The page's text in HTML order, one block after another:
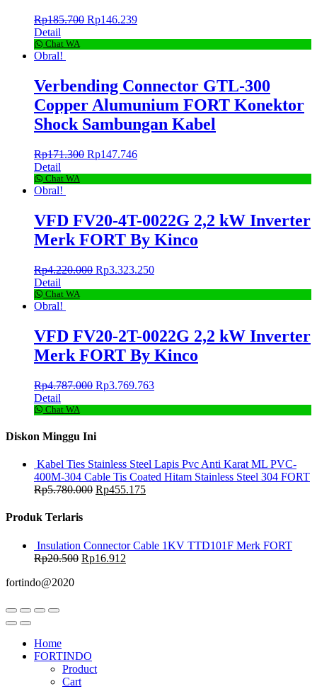
Rp185.700 Rp146.239
Detail
Chat WA
Obral!
Verbending Connector GTL-300
Copper Alumunium FORT Konektor
Shock Sambungan Kabel
Rp171.300 Rp147.746
Detail
Chat WA
Obral!
VFD FV20-4T-0022G 2,2 kW Inverter
Merk FORT By Kinco
Rp4.220.000 Rp3.323.250
Detail
Chat WA
Obral!
VFD FV20-2T-0022G 2,2 kW Inverter
Merk FORT By Kinco
Rp4.787.000 Rp3.769.763
Detail
Chat WA
Diskon Minggu Ini
Kabel Ties Stainless Steel Lapis Pvc Anti Karat ML PVC-
400M-304 Cable Tis Coated Hitam Stainless Steel 304 FORT
Rp5.780.000 Rp455.175
Produk Terlaris
Insulation Connector Cable 1KV TTD101F Merk FORT
Rp20.500 Rp16.912
fortindo@2020
Home
FORTINDO
Product
Cart